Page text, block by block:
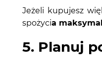
Jeżeli kupujesz
spożycia
5. Planuj